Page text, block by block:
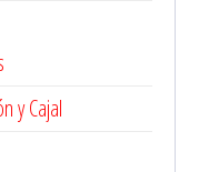
y Cajal